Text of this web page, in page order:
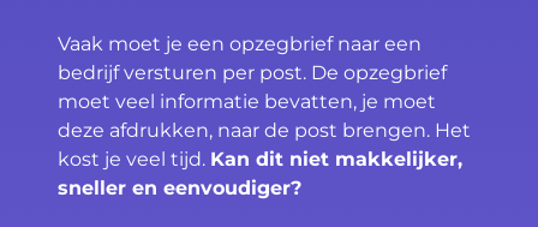
Vaak moet je een opzegbrief naar een
bedrijf versturen per post. De opzegbrief
moet veel informatie bevatten, je moet
deze afdrukken, naar de post brengen. Het
kost je veel tijd. Kan dit niet makkelijker,
sneller en eenvoudiger?